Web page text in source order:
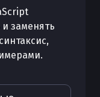
заменять